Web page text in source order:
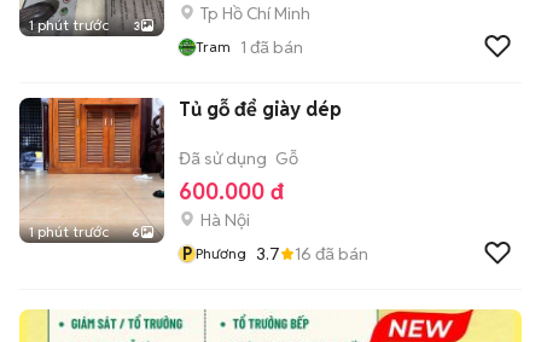
1 phút trước 3
Tp Hồ Chí Minh
Tram 1 đã bán
1 phút trước 6
Tủ gỗ để giày dép
Đã sử dụng Gỗ
600.000 đ
Hà Nội
P Phương 3.7 16 đã bán